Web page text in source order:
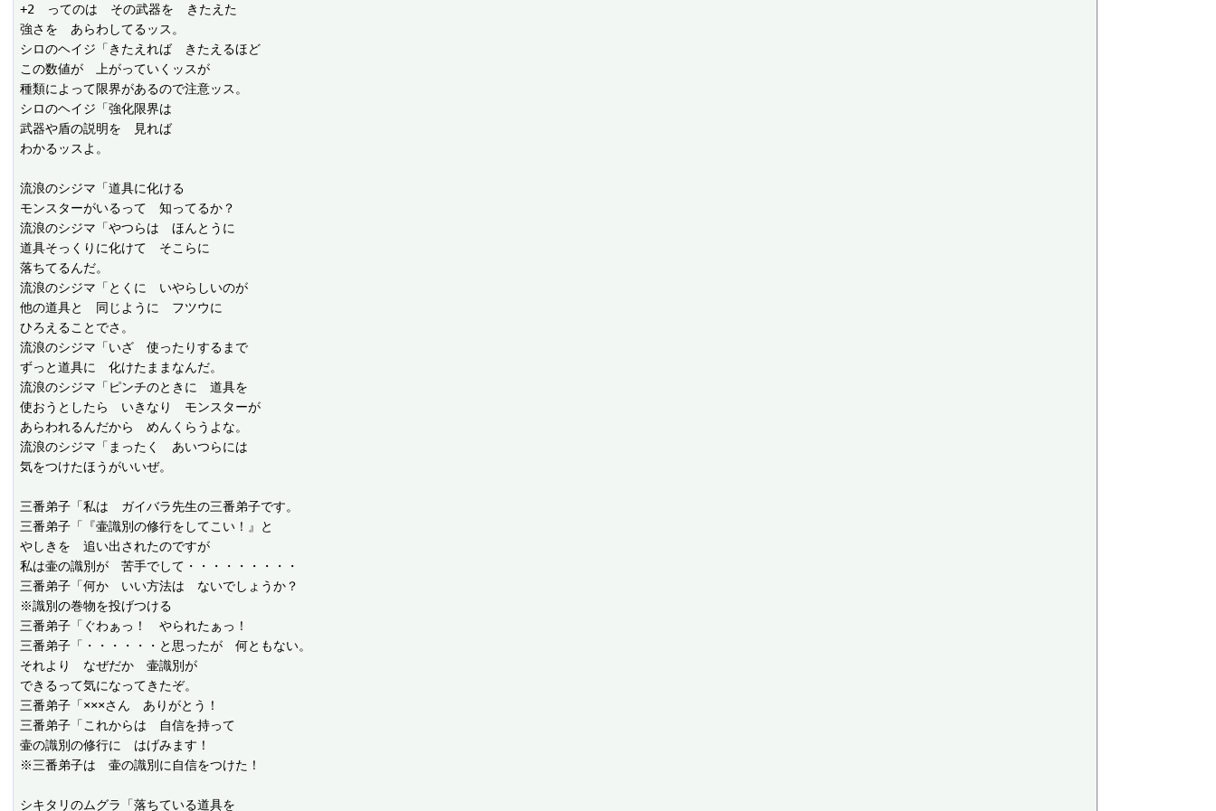
+2　ってのは　その武器を　きたえた
強さを　あらわしてるッス。
シロのヘイジ「きたえれば　きたえるほど
この数値が　上がっていくッスが
種類によって限界があるので注意ッス。
シロのヘイジ「強化限界は
武器や盾の説明を　見れば
わかるッスよ。
流浪のシジマ「道具に化ける
モンスターがいるって　知ってるか？
流浪のシジマ「やつらは　ほんとうに
道具そっくりに化けて　そこらに
落ちてるんだ。
流浪のシジマ「とくに　いやらしいのが
他の道具と　同じように　フツウに
ひろえることでさ。
流浪のシジマ「いざ　使ったりするまで
ずっと道具に　化けたままなんだ。
流浪のシジマ「ピンチのときに　道具を
使おうとしたら　いきなり　モンスターが
あらわれるんだから　めんくらうよな。
流浪のシジマ「まったく　あいつらには
気をつけたほうがいいぜ。
三番弟子「私は　ガイバラ先生の三番弟子です。
三番弟子「『壷識別の修行をしてこい！』と
やしきを　追い出されたのですが
私は壷の識別が　苦手でして・・・・・・・・・
三番弟子「何か　いい方法は　ないでしょうか？
※識別の巻物を投げつける
三番弟子「ぐわぁっ！　やられたぁっ！
三番弟子「・・・・・・と思ったが　何ともない。
それより　なぜだか　壷識別が
できるって気になってきたぞ。
三番弟子「×××さん　ありがとう！
三番弟子「これからは　自信を持って
壷の識別の修行に　はげみます！
※三番弟子は　壷の識別に自信をつけた！
シキタリのムグラ「落ちている道具を